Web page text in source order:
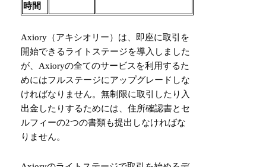
時間
Axiory（アキシオリー）は、即座に取引を
開始できるライトステージを導入しました
が、Axioryの全てのサービスを利用するた
めにはフルステージにアップグレードしな
ければなりません。無制限に取引したり入
出金したりするためには、住所確認書とセ
ルフィーの2つの書類も提出しなければな
りません。